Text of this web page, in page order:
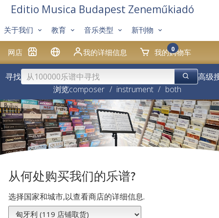
网店 我的详细信息 我的购物车
0
关于我们 教育 音乐类型 新刊物
Editio Musica Budapest Zeneműkiadó
寻找
高级
浏览composer / instrument / both
从何处购买我们的乐谱?
选择国家和城市,以查看商店的详细信息.